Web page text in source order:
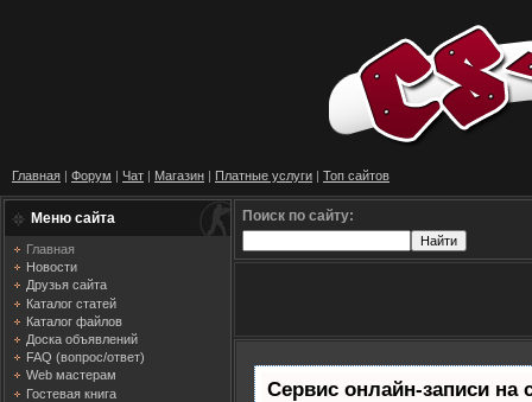
Главная | Форум | Чат | Магазин | Платные услуги | Топ сайтов
Меню сайта
Главная
Новости
Друзья сайта
Каталог статей
Каталог файлов
Доска объявлений
FAQ (вопрос/ответ)
Web мастерам
Гостевая книга
Поиск по сайту:
Сервис онлайн-записи на